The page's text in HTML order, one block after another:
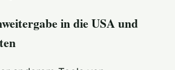
in die USA und